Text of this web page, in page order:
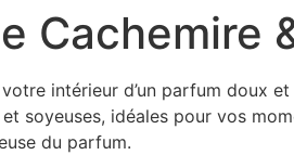
Cachemire
intérieur d’un parfum doux
soyeuses, idéales pour vos
du parfum.